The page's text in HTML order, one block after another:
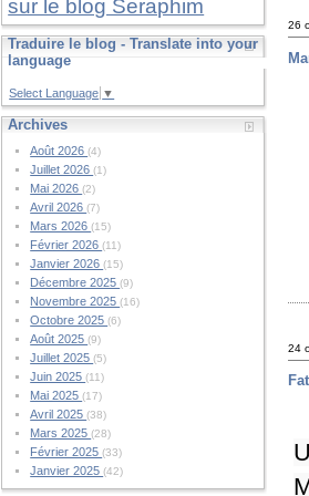
sur le blog Seraphim
Traduire le blog - Translate into your
language
Select Language ▼
Archives
Août 2026(4)
Juillet 2026(1)
Mai 2026(2)
Avril 2026(7)
Mars 2026(15)
Février 2026(11)
Janvier 2026(15)
Décembre 2025(9)
Novembre 2025(16)
Octobre 2025(6)
Août 2025(9)
Juillet 2025(5)
Juin 2025(11)
Mai 2025(17)
Avril 2025(38)
Mars 2025(28)
Février 2025(33)
Janvier 2025(42)
26
24